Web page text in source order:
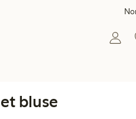
bluse